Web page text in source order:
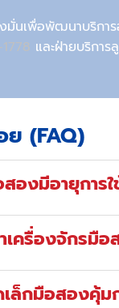
มั่นเพื่อพัฒนาบริการ
และฝ่ายบริการ
(FAQ)
องมีอายุการ
เครื่องจักรมื
ล็กมือสองคุ้ม